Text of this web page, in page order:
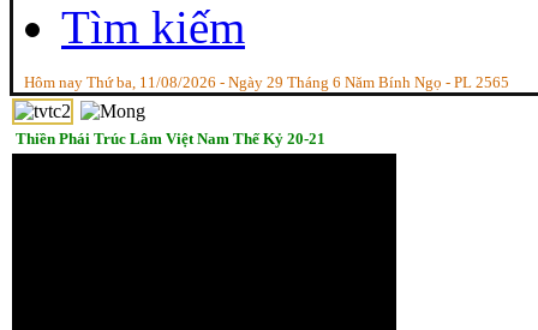
Tìm kiếm
Hôm nay Thứ ba, 11/08/2026 - Ngày 29 Tháng 6 Năm Bính Ngọ - PL 2565
Thiền Phái Trúc Lâm Việt Nam Thế Kỷ 20-21